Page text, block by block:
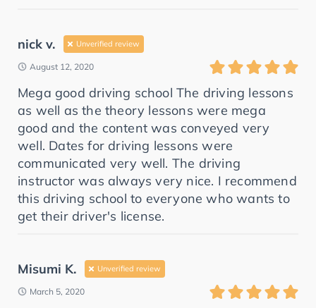
nick v. Unverified review
August 12, 2020
Mega good driving school The driving lessons
as well as the theory lessons were mega
good and the content was conveyed very
well. Dates for driving lessons were
communicated very well. The driving
instructor was always very nice. I recommend
this driving school to everyone who wants to
get their driver's license.
Misumi K. Unverified review
March 5, 2020